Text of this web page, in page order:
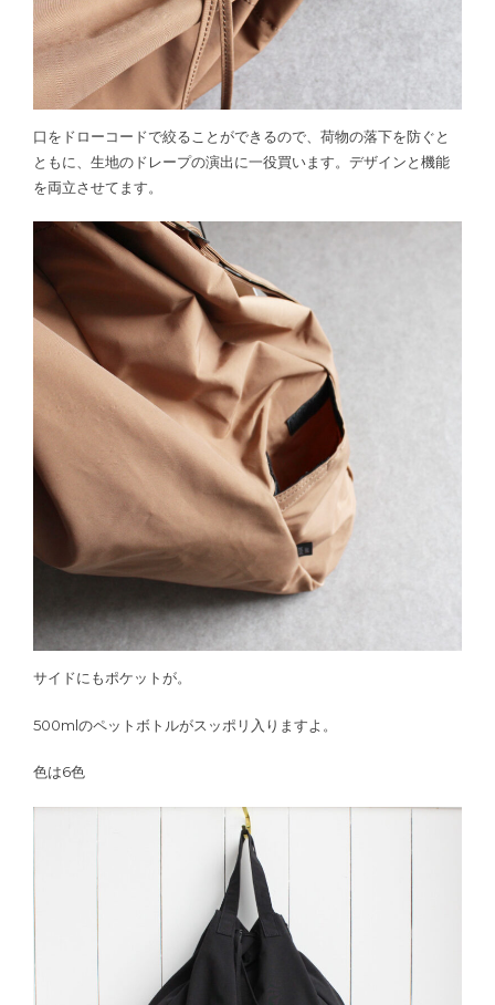
口をドローコードで絞ることができるので、荷物の落下を防ぐと
ともに、生地のドレープの演出に一役買います。デザインと機能
を両立させてます。
サイドにもポケットが。
500mlのペットボトルがスッポリ入りますよ。
色は6色